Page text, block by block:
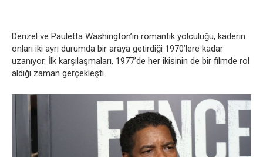
Denzel ve Pauletta Washington’ın romantik yolculuğu, kaderin
onları iki ayrı durumda bir araya getirdiği 1970’lere kadar
uzanıyor. İlk karşılaşmaları, 1977’de her ikisinin de bir filmde rol
aldığı zaman gerçekleşti.